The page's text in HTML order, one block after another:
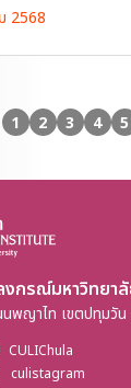
2568
1 2 3 4 5
งกรณ์มหาวิทยา
นพญาไท เขตปทุมวั
CULIChula
culistagram